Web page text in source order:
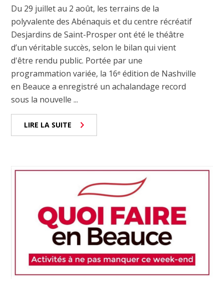
Du 29 juillet au 2 août, les terrains de la
polyvalente des Abénaquis et du centre récréatif
Desjardins de Saint-Prosper ont été le théâtre
d’un véritable succès, selon le bilan qui vient
d'être rendu public. Portée par une
programmation variée, la 16ᵉ édition de Nashville
en Beauce a enregistré un achalandage record
sous la nouvelle ...
LIRE LA SUITE